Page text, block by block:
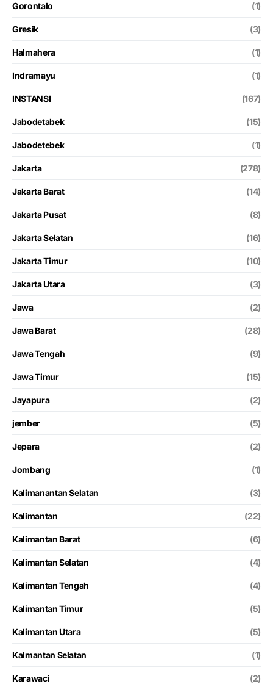
Gorontalo (1)
Gresik (3)
Halmahera (1)
Indramayu (1)
INSTANSI (167)
Jabodetabek (15)
Jabodetebek (1)
Jakarta (278)
Jakarta Barat (14)
Jakarta Pusat (8)
Jakarta Selatan (16)
Jakarta Timur (10)
Jakarta Utara (3)
Jawa (2)
Jawa Barat (28)
Jawa Tengah (9)
Jawa Timur (15)
Jayapura (2)
jember (5)
Jepara (2)
Jombang (1)
Kalimanantan Selatan (3)
Kalimantan (22)
Kalimantan Barat (6)
Kalimantan Selatan (4)
Kalimantan Tengah (4)
Kalimantan Timur (5)
Kalimantan Utara (5)
Kalmantan Selatan (1)
Karawaci (2)